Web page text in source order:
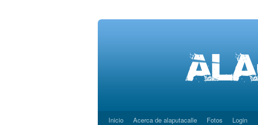
Saltar
Inicio Acerca de alaputacalle Fotos Login